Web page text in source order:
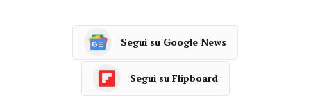
Segui su Google News
Segui su Flipboard